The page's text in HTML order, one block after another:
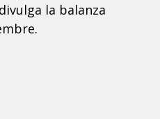
la balanza